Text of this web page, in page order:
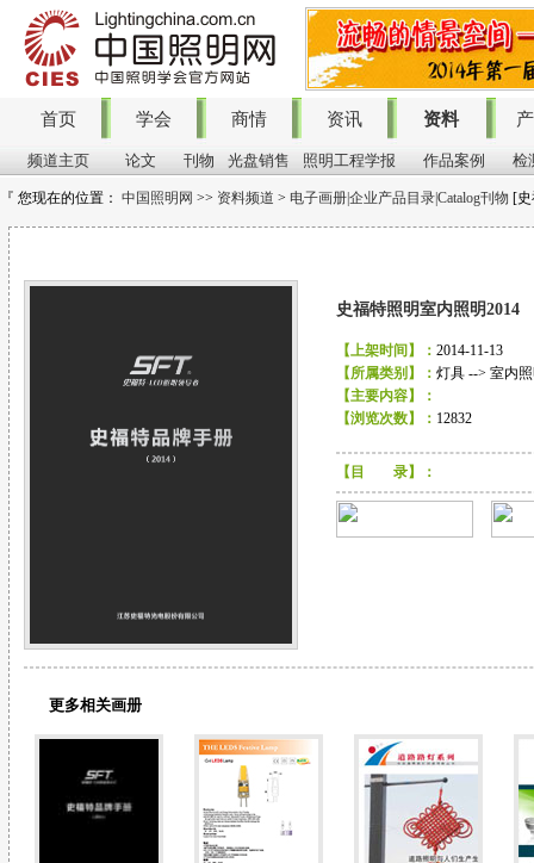
首页 学会 商情 资讯 资料
频道主页 论文 刊物 光盘销售 照明工程学报 作品案例 检
『 您现在的位置： 中国照明网 >> 资料频道 > 电子画册|企业产品目录|Catalog刊物 [
史福特照明室内照明2014
【上架时间】： 2014-11-13
【所属类别】： 灯具 --> 室内
【主要内容】：
【浏览次数】： 12832
【目 录】：
更多相关画册